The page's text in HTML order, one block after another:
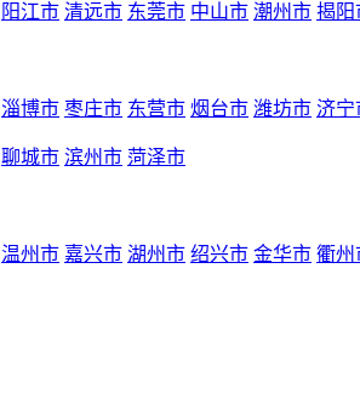
阳江市 清远市 东莞市 中山市 潮州市 揭阳
淄博市 枣庄市 东营市 烟台市 潍坊市 济宁
聊城市 滨州市 菏泽市
温州市 嘉兴市 湖州市 绍兴市 金华市 衢州